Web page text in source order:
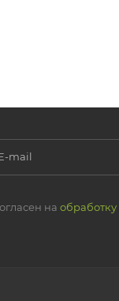
на